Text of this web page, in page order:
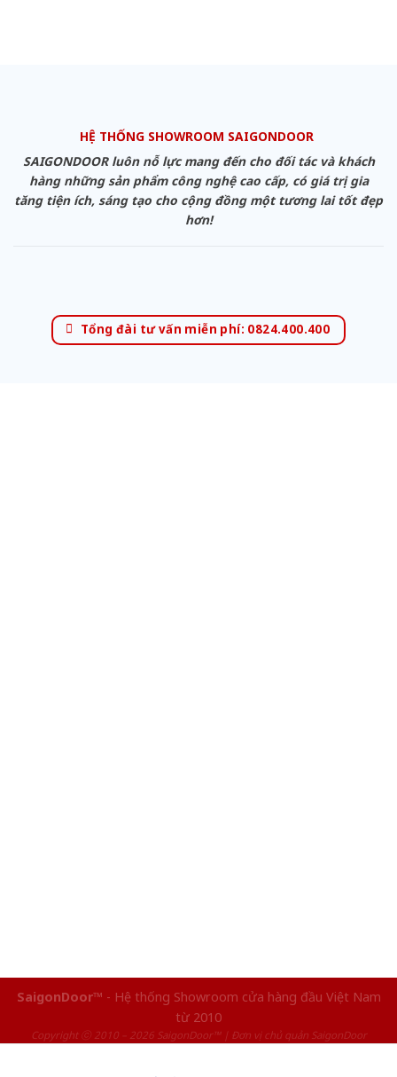
HỆ THỐNG SHOWROOM SAIGONDOOR
SAIGONDOOR luôn nỗ lực mang đến cho đối tác và khách
hàng những sản phẩm công nghệ cao cấp, có giá trị gia
tăng tiện ích, sáng tạo cho cộng đồng một tương lai tốt đẹp
hơn!
Tổng đài tư vấn miễn phí: 0824.400.400
SaigonDoor™ - Hệ thống Showroom cửa hàng đầu Việt Nam
từ 2010
Copyright ⓒ 2010 – 2026 SaigonDoor™ | Đơn vị chủ quản SaigonDoor